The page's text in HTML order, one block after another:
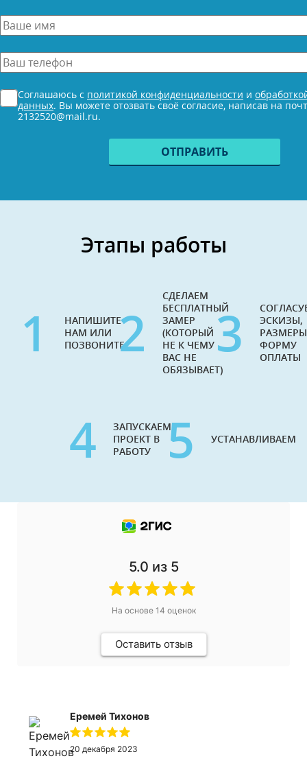
Ваше
имя
*Ваш
телефон
*
Согласие
*
Соглашаюсь с политикой конфиденциальности и
данных. Вы можете отозвать своё согласие, написав на
2132520@mail.ru.
Этапы работы
1
НАПИШИТЕ
НАМ ИЛИ
ПОЗВОНИТЕ2
СДЕЛАЕМ
БЕСПЛАТНЫЙ
ЗАМЕР
(КОТОРЫЙ
НЕ К ЧЕМУ
ВАС НЕ
ОБЯЗЫВАЕТ)
3
ЭСКИЗЫ,
ФОРМУ
ОПЛАТЫ
4
ЗАПУСКАЕМ
ПРОЕКТ В
РАБОТУ
5 УСТАНАВЛИВАЕМ
5.0 из 5
На основе 14 оценок
Оставить отзыв
Еремей Тихонов
20 декабря 2023